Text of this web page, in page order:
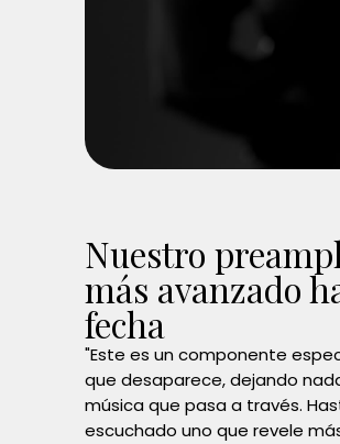
Nuestro
más avanzado
fecha
"Este es un componente
que desaparece, dejando
música que pasa a través.
escuchado uno que revele